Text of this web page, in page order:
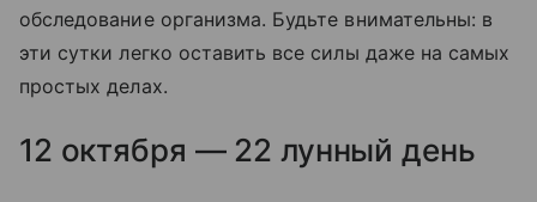
обследование организма. Будьте внимательны: в
эти сутки легко оставить все силы даже на самых
простых делах.
12 октября — 22 лунный день